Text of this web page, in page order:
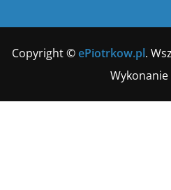
Copyright ©ePiotrkow.pl.
Wykonanie